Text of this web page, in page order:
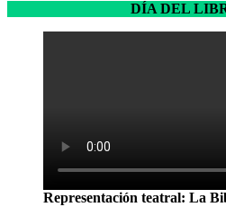
DÍA DEL
Representación teatral: La